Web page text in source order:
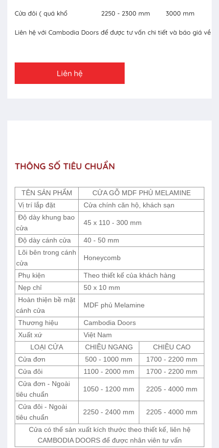
Cửa đôi ( quá khổ 2250 - 2300 mm 3000 mm
Liên hệ với Cambodia Doors để được tư vấn chi tiết và báo giá về
Liên hệ
THÔNG SỐ TIÊU CHUẨN
TÊN SẢN PHẨM
CỬA GỖ MDF PHỦ MELAMINE
Vị trí lắp đặt
Cửa chính căn hộ, khách sạn
Độ dày khung bao
cửa
45 x 110 - 300 mm
Độ dày cánh cửa
40 - 50 mm
Lõi bên trong cánh
cửa
Honeycomb
Phụ kiện
Theo thiết kế của khách hàng
Nẹp chỉ
50 x 10 mm
Hoàn thiện bề mặt
cánh cửa
MDF phủ Melamine
Thương hiệu
Cambodia Doors
Xuất xứ
Việt Nam
LOẠI CỬA
CHIỀU NGANG
CHIỀU CAO
Cửa đơn
500 - 1000 mm
1700 - 2200 mm
Cửa đôi
1100 - 2000 mm
1700 - 2200 mm
Cửa đơn - Ngoài
tiêu chuẩn
1050 - 1200 mm 2205 - 4000 mm
Cửa đôi - Ngoài
tiêu chuẩn
2250 - 2400 mm 2205 - 4000 mm
Cửa có thể sản xuất kích thước theo thiết kế, liên hệ
CAMBODIA DOORS để được nhân viên tư vấn